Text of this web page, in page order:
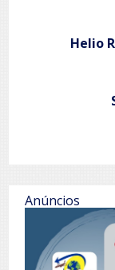
Helio
Anúncios